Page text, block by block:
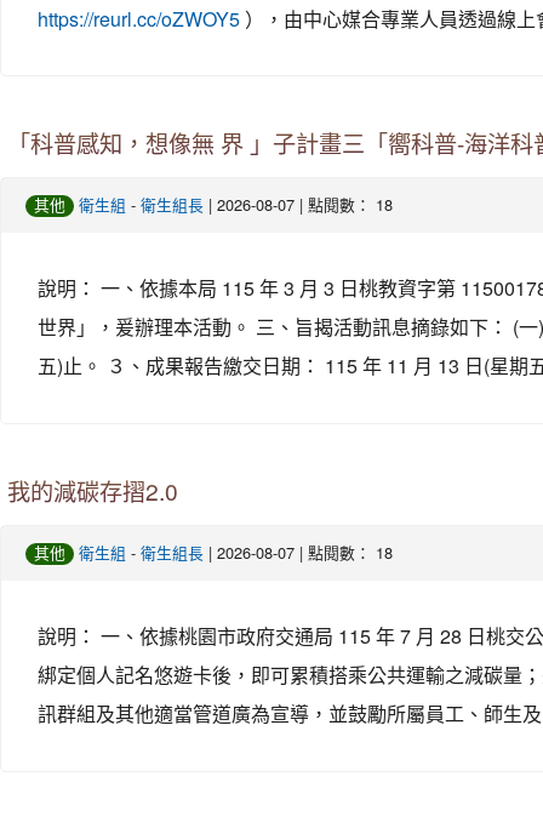
https://reurl.cc/oZWOY5 ），由中心媒合專業人員透過線
「科普感知，想像無 界 」子計畫三「嚮科普-海洋科
其他 衛生組 - 衛生組長 | 2026-08-07 | 點閱數： 18
說明： 一、依據本局 115 年 3 月 3 日桃教資字第
世界」，爰辦理本活動。 三、旨揭活動訊息摘錄如下： (
五)止。 ３、成果報告繳交日期： 115 年 11 月 13 日(星
我的減碳存摺2.0
其他 衛生組 - 衛生組長 | 2026-08-07 | 點閱數： 18
說明： 一、依據桃園市政府交通局 115 年 7 月 28 日桃
綁定個人記名悠遊卡後，即可累積搭乘公共運輸之減碳量
訊群組及其他適當管道廣為宣導，並鼓勵所屬員工、師生